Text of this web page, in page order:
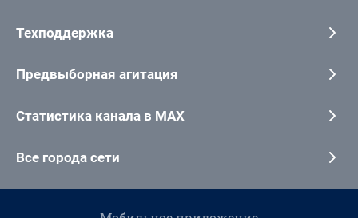
Техподдержка
Предвыборная агитация
Статистика канала в MAX
Все города сети